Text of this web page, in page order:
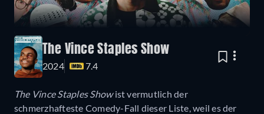
The Vince Staples Show
2024 7.4
The Vince Staples Showist vermutlich der
schmerzhafteste Comedy-Fall dieser Liste, weil es der